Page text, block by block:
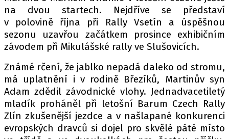
na dvou startech. Nejdříve se představí
v polovině října při Rally Vsetín a úspěšnou
sezonu uzavřou začátkem prosince exhibičním
závodem při Mikulášské rally ve Slušovicích.
Známé rčení, že jablko nepadá daleko od stromu,
má uplatnění i v rodině Březíků, Martinův syn
Adam zdědil závodnické vlohy. Jednadvacetiletý
mladík proháněl při letošní Barum Czech Rally
Zlín zkušenější jezdce a v našlapané konkurenci
evropských dravců si dojel pro skvělé páté místo